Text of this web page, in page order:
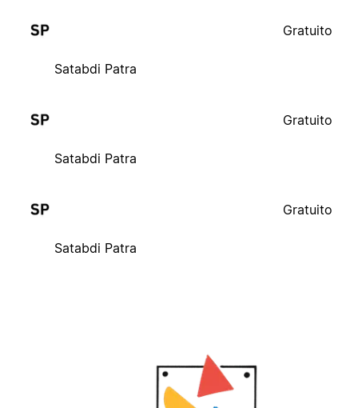
Satabdi Patra
Gratuito
Satabdi Patra
Gratuito
Satabdi Patra
Gratuito